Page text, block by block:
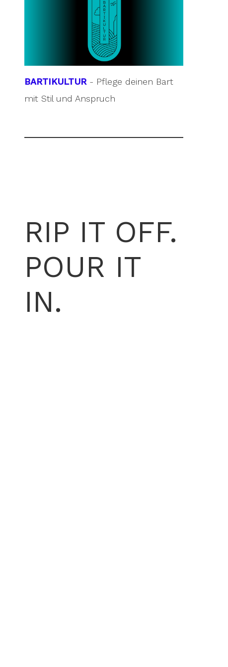
BARTIKULTUR- Pflege deinen Bart
mit Stil und Anspruch
RIP IT OFF.
POUR IT
IN.